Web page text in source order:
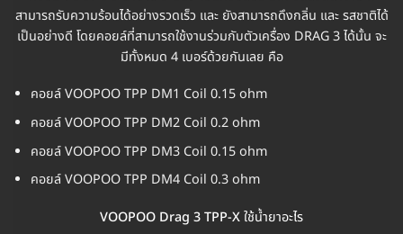
สามารถรับความร้อนได้อย่างรวดเร็ว และ ยังสามารถดึงกลิ่น และ รสชาติได้
เป็นอย่างดี โดยคอยล์ที่สามารถใช้งานร่วมกับตัวเครื่อง DRAG 3 ได้นั้น จะ
มีทั้งหมด 4 เบอร์ด้วยกันเลย คือ
คอยล์ VOOPOO TPP DM1 Coil 0.15 ohm
คอยล์ VOOPOO TPP DM2 Coil 0.2 ohm
คอยล์ VOOPOO TPP DM3 Coil 0.15 ohm
คอยล์ VOOPOO TPP DM4 Coil 0.3 ohm
VOOPOO Drag 3 TPP-Xใช้น้ำยาอะไร